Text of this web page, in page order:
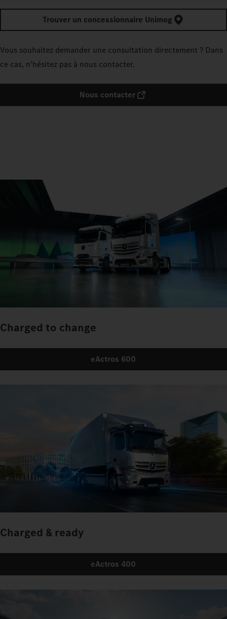
Trouver un concessionnaire Unimog
Vous souhaitez demander une consultation directement ? Dans
ce cas, n'hésitez pas à nous contacter.
Nous contacter
Charged to change
eActros 600
Charged & ready
eActros 400